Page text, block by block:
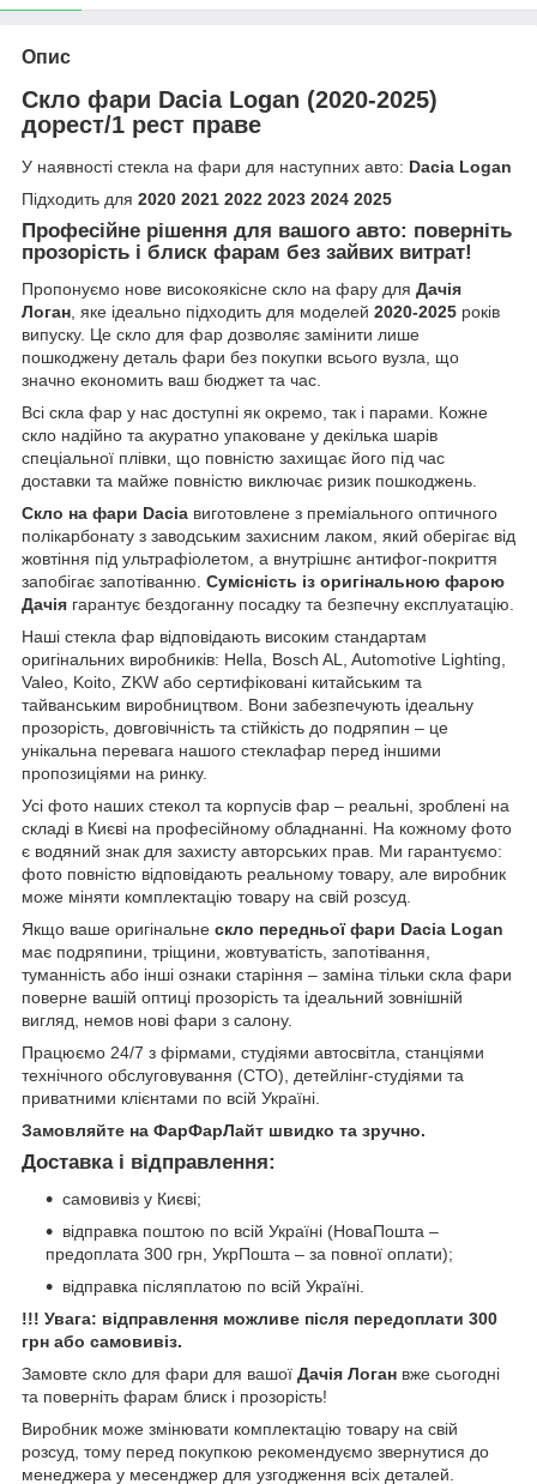
Опис
Скло фари Dacia Logan (2020-2025)
дорест/1 рест праве
У наявності стекла на фари для наступних авто: Dacia Logan
Підходить для 2020 2021 2022 2023 2024 2025
Професійне рішення для вашого авто: поверніть
прозорість і блиск фарам без зайвих витрат!
Пропонуємо нове високоякісне скло на фару для Дачія
Логан, яке ідеально підходить для моделей 2020-2025 років
випуску. Це скло для фар дозволяє замінити лише
пошкоджену деталь фари без покупки всього вузла, що
значно економить ваш бюджет та час.
Всі скла фар у нас доступні як окремо, так і парами. Кожне
скло надійно та акуратно упаковане у декілька шарів
спеціальної плівки, що повністю захищає його під час
доставки та майже повністю виключає ризик пошкоджень.
Скло на фари Dacia виготовлене з преміального оптичного
полікарбонату з заводським захисним лаком, який оберігає від
жовтіння під ультрафіолетом, а внутрішнє антифог-покриття
запобігає запотіванню. Сумісність із оригінальною фарою
Дачія гарантує бездоганну посадку та безпечну експлуатацію.
Наші стекла фар відповідають високим стандартам
оригінальних виробників: Hella, Bosch AL, Automotive Lighting,
Valeo, Koito, ZKW або сертифіковані китайським та
тайванським виробництвом. Вони забезпечують ідеальну
прозорість, довговічність та стійкість до подряпин – це
унікальна перевага нашого стеклафар перед іншими
пропозиціями на ринку.
Усі фото наших стекол та корпусів фар – реальні, зроблені на
складі в Києві на професійному обладнанні. На кожному фото
є водяний знак для захисту авторських прав. Ми гарантуємо:
фото повністю відповідають реальному товару, але виробник
може міняти комплектацію товару на свій розсуд.
Якщо ваше оригінальне скло передньої фари Dacia Logan
має подряпини, тріщини, жовтуватість, запотівання,
туманність або інші ознаки старіння – заміна тільки скла фари
поверне вашій оптиці прозорість та ідеальний зовнішній
вигляд, немов нові фари з салону.
Працюємо 24/7 з фірмами, студіями автосвітла, станціями
технічного обслуговування (СТО), детейлінг-студіями та
приватними клієнтами по всій Україні.
Замовляйте на ФарФарЛайт швидко та зручно.
Доставка і відправлення:
самовивіз у Києві;
відправка поштою по всій Україні (НоваПошта –
предоплата 300 грн, УкрПошта – за повної оплати);
відправка післяплатою по всій Україні.
!!! Увага: відправлення можливе після передоплати 300
грн або самовивіз.
Замовте скло для фари для вашої Дачія Логан вже сьогодні
та поверніть фарам блиск і прозорість!
Виробник може змінювати комплектацію товару на свій
розсуд, тому перед покупкою рекомендуємо звернутися до
менеджера у месенджер для узгодження всіх деталей.